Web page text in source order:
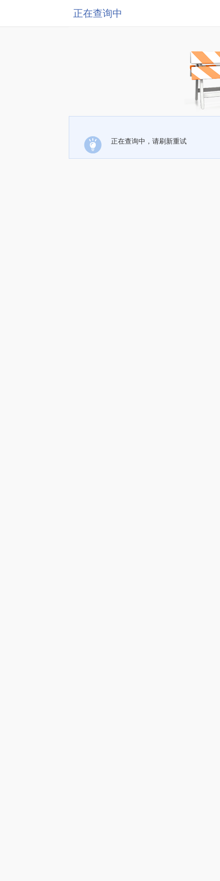
正在查询中
正在查询中，请刷新重试